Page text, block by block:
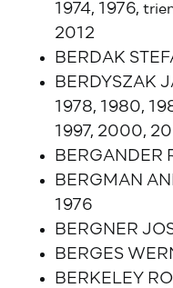
1974, 1976,
2012
BERDAK
BERDYSZAK
1978, 1980,
1997, 2000,
BERGANDER
BERGMAN
1976
BERGNER
BERGES
BERKELEY